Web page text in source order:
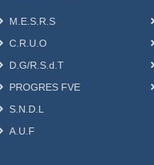
M.E.S.R.S
C.R.U.O
D.G/R.S.d.T
PROGRES FVE
S.N.D.L
A.U.F